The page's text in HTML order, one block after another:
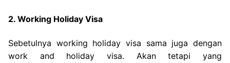
2. Working Holiday Visa
Sebetulnya working holiday visa sama juga dengan
work and holiday visa. Akan tetapi yang